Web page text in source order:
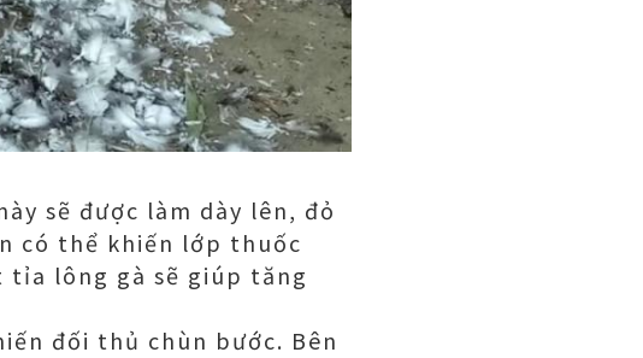
sẽ được làm dày lên, đỏ
có thể khiến lớp thuốc
tỉa lông gà sẽ giúp tăng
đối thủ chùn bước. Bên